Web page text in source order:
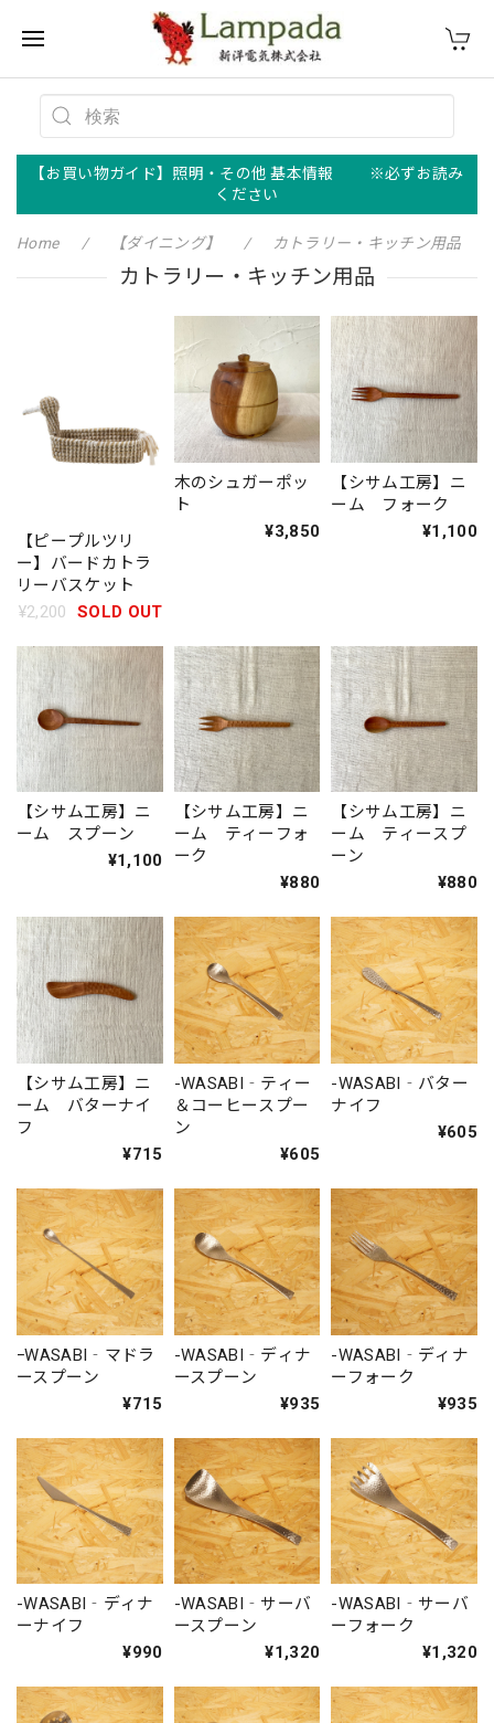
【お買い物ガイド】照明・その他 基本情報 ※必ずお読み
ください
Home 【ダイニング】 カトラリー・キッチン用品
カトラリー・キッチン用品
【ピープルツリ
ー】バードカトラ
リーバスケット
¥2,200
SOLD OUT
木のシュガーポッ
ト
¥3,850
【シサム工房】ニ
ーム フォーク
¥1,100
【シサム工房】ニ
ーム スプーン
¥1,100
【シサム工房】ニ
ーム ティーフォ
ーク
¥880
【シサム工房】ニ
ーム ティースプ
ーン
¥880
【シサム工房】ニ
ーム バターナイ
フ
¥715
-WASABI‐ティー
＆コーヒースプー
ン
¥605
-WASABI‐バター
ナイフ
¥605
ｰWASABI‐マドラ
ースプーン
¥715
-WASABI‐ディナ
ースプーン
¥935
-WASABI‐ディナ
ーフォーク
¥935
-WASABI‐ディナ
ーナイフ
¥990
-WASABI‐サーバ
ースプーン
¥1,320
-WASABI‐サーバ
ーフォーク
¥1,320